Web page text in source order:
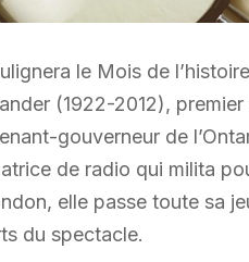
le Mois de
(1922-2012),
gouverneur de
de radio qui milita
elle passe toute sa
du spectacle.